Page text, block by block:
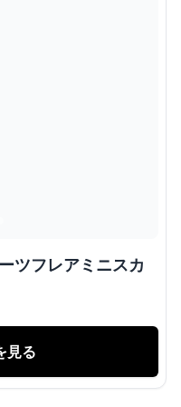
ツフレアミニスカ
見る